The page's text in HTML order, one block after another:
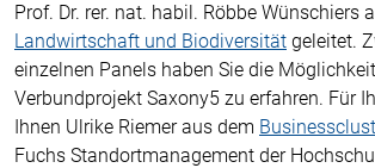
Prof. Dr. rer. nat. habil. Röbbe Wünschiers
Landwirtschaft und Biodiversität geleitet.
einzelnen Panels haben Sie die
Verbundprojekt Saxony5 zu erfahren. Für
Ihnen Ulrike Riemer aus dem
Fuchs Standortmanagement der